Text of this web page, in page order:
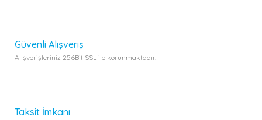
Güvenli Alışveriş
Alışverişleriniz 256Bit SSL ile korunmaktadır.
Taksit İmkanı